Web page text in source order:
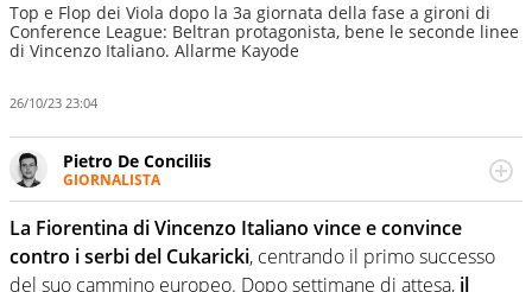
Top e Flop dei Viola dopo la 3a giornata della fase a gironi di
Conference League: Beltran protagonista, bene le seconde linee
di Vincenzo Italiano. Allarme Kayode
26/10/23 23:04
Pietro De Conciliis
GIORNALISTA
Giornalista pubblicista e speaker radiofonico, per Virgilio
Sport si occupa di calcio con uno sguardo attento e
competente sui campionati di Serie B e Serie C
La Fiorentina di Vincenzo Italiano vince e convince
contro i serbi del Cukaricki, centrando il primo successo
del suo cammino europeo. Dopo settimane di attesa, il